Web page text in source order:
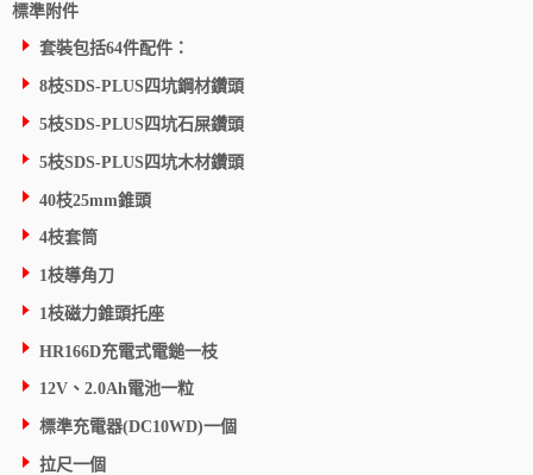
標準附件
套裝包括64件配件：
8枝SDS-PLUS四坑鋼材鑽頭
5枝SDS-PLUS四坑石屎鑽頭
5枝SDS-PLUS四坑木材鑽頭
40枝25mm錐頭
4枝套筒
1枝導角刀
1枝磁力錐頭托座
HR166D充電式電鎚一枝
12V、2.0Ah電池一粒
標準充電器(DC10WD)一個
拉尺一個